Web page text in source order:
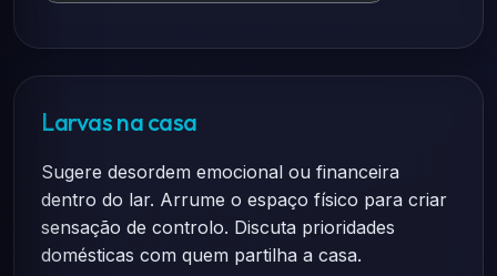
Larvas na casa
Sugere desordem emocional ou financeira
dentro do lar. Arrume o espaço físico para criar
sensação de controlo. Discuta prioridades
domésticas com quem partilha a casa.